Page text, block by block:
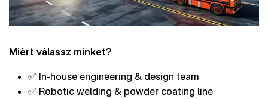
Miért válassz minket?
✅ In-house engineering & design team
✅ Robotic welding & powder coating line